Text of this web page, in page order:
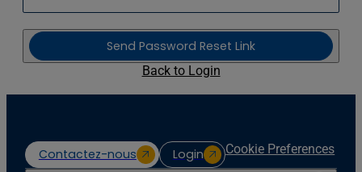
Send Password Reset Link
Back to Login
Contactez-nous Login Cookie Preferences